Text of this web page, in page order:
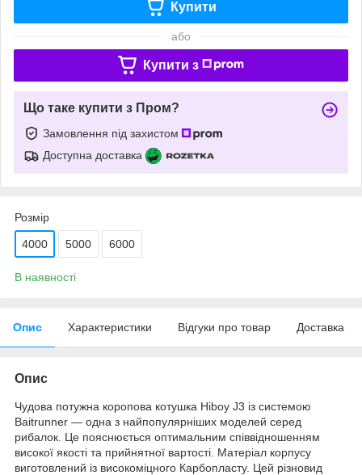
Купити
або
Купити з
Що таке купити з Пром?
Замовлення під захистом
Доступна доставка
Розмір
4000 5000 6000
В наявності
Опис Характеристики Відгуки про товар Доставка
Опис
Чудова потужна коропова котушка Hiboy J3 із системою
Baitrunner — одна з найпопулярніших моделей серед
рибалок. Це пояснюється оптимальним співвідношенням
високої якості та прийнятної вартості. Матеріал корпусу
виготовлений із високоміцного Карбопласту. Цей різновид